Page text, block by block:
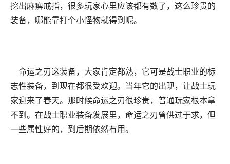
挖出麻痹戒指，很多玩家心里应该都有数了，这么珍贵的
装备，哪能靠打个小怪物就得到呢。
命运之刃这装备，大家肯定都熟，它可是战士职业的标
志性装备，到现在都很受欢迎。当年它的出现，让战士玩
家迎来了春天。那时候命运之刃很珍贵，普通玩家根本拿
不到。在战士职业装备发展里，命运之刃曾供过于求，但
一些属性好的，到后期依然有用。